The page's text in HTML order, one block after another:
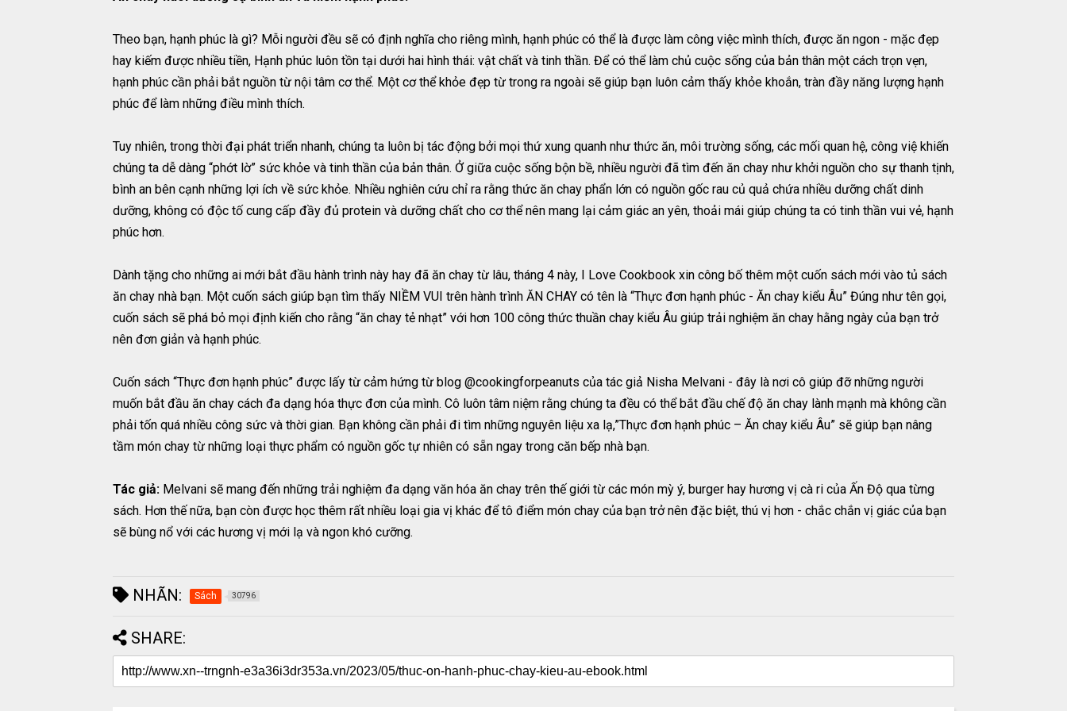
Theo bạn, hạnh phúc là gì? Mỗi người đều sẽ có định nghĩa cho riêng mình, hạnh phúc có thể là được làm công việc mình thích, được ăn ngon - mặc đẹp
hay kiếm được nhiều tiền, Hạnh phúc luôn tồn tại dưới hai hình thái: vật chất và tinh thần. Để có thể làm chủ cuộc sống của bản thân một cách trọn vẹn,
hạnh phúc cần phải bắt nguồn từ nội tâm cơ thể. Một cơ thể khỏe đẹp từ trong ra ngoài sẽ giúp bạn luôn cảm thấy khỏe khoắn, tràn đầy năng lượng hạnh
phúc để làm những điều mình thích.
Tuy nhiên, trong thời đại phát triển nhanh, chúng ta luôn bị tác động bởi mọi thứ xung quanh như thức ăn, môi trường sống, các mối quan hệ, công việ khiến
chúng ta dễ dàng “phớt lờ” sức khỏe và tinh thần của bản thân. Ở giữa cuộc sống bộn bề, nhiều người đã tìm đến ăn chay như khởi nguồn cho sự thanh tịnh,
bình an bên cạnh những lợi ích về sức khỏe. Nhiều nghiên cứu chỉ ra rằng thức ăn chay phẩn lớn có nguồn gốc rau củ quả chứa nhiều dưỡng chất dinh
dưỡng, không có độc tố cung cấp đầy đủ protein và dưỡng chất cho cơ thể nên mang lại cảm giác an yên, thoải mái giúp chúng ta có tinh thần vui vẻ, hạnh
phúc hơn.
Dành tặng cho những ai mới bắt đầu hành trình này hay đã ăn chay từ lâu, tháng 4 này, I Love Cookbook xin công bố thêm một cuốn sách mới vào tủ sách
ăn chay nhà bạn. Một cuốn sách giúp bạn tìm thấy NIỀM VUI trên hành trình ĂN CHAY có tên là “Thực đơn hạnh phúc - Ăn chay kiểu Âu” Đúng như tên gọi,
cuốn sách sẽ phá bỏ mọi định kiến cho rằng “ăn chay tẻ nhạt” với hơn 100 công thức thuần chay kiểu Âu giúp trải nghiệm ăn chay hằng ngày của bạn trở
nên đơn giản và hạnh phúc.
Cuốn sách “Thực đơn hạnh phúc” được lấy từ cảm hứng từ blog @cookingforpeanuts của tác giả Nisha Melvani - đây là nơi cô giúp đỡ những người
muốn bắt đầu ăn chay cách đa dạng hóa thực đơn của mình. Cô luôn tâm niệm rằng chúng ta đều có thể bắt đầu chế độ ăn chay lành mạnh mà không cần
phải tốn quá nhiều công sức và thời gian. Bạn không cần phải đi tìm những nguyên liệu xa lạ,”Thực đơn hạnh phúc – Ăn chay kiểu Âu” sẽ giúp bạn nâng
tầm món chay từ những loại thực phẩm có nguồn gốc tự nhiên có sẵn ngay trong căn bếp nhà bạn.
Tác giả: Melvani sẽ mang đến những trải nghiệm đa dạng văn hóa ăn chay trên thế giới từ các món mỳ ý, burger hay hương vị cà ri của Ấn Độ qua từng
sách. Hơn thế nữa, bạn còn được học thêm rất nhiều loại gia vị khác để tô điểm món chay của bạn trở nên đặc biệt, thú vị hơn - chắc chắn vị giác của bạn
sẽ bùng nổ với các hương vị mới lạ và ngon khó cưỡng.
NHÃN: Sách 30796
SHARE: